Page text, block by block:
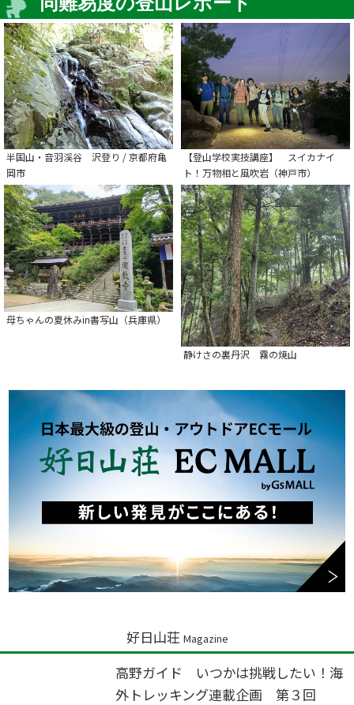
半国山・音羽渓谷 沢登り / 京都府亀
岡市
【登山学校実技講座】 スイカナイ
ト！万物相と風吹岩（神戸市）
母ちゃんの夏休みin書写山（兵庫県）
静けさの裏丹沢 霧の焼山
好日山荘 Magazine
高野ガイド いつかは挑戦したい！海
外トレッキング連載企画 第３回